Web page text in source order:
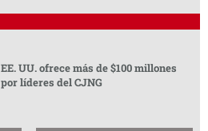
EE. UU. ofrece más de $100 millones
por líderes del CJNG